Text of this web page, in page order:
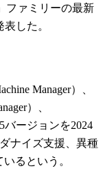
ファミリーの最新
した。
Manager）、
）、
バージョンを2024
ナイズ支援、異種
るという。